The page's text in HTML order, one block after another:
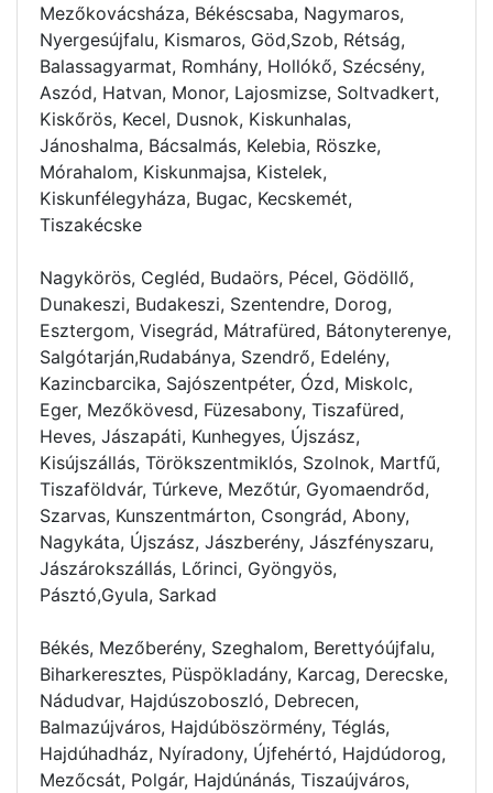
Mezőkovácsháza, Békéscsaba, Nagymaros,
Nyergesújfalu, Kismaros, Göd,Szob, Rétság,
Balassagyarmat, Romhány, Hollókő, Szécsény,
Aszód, Hatvan, Monor, Lajosmizse, Soltvadkert,
Kiskőrös, Kecel, Dusnok, Kiskunhalas,
Jánoshalma, Bácsalmás, Kelebia, Röszke,
Mórahalom, Kiskunmajsa, Kistelek,
Kiskunfélegyháza, Bugac, Kecskemét,
Tiszakécske
Nagykörös, Cegléd, Budaörs, Pécel, Gödöllő,
Dunakeszi, Budakeszi, Szentendre, Dorog,
Esztergom, Visegrád, Mátrafüred, Bátonyterenye,
Salgótarján,Rudabánya, Szendrő, Edelény,
Kazincbarcika, Sajószentpéter, Ózd, Miskolc,
Eger, Mezőkövesd, Füzesabony, Tiszafüred,
Heves, Jászapáti, Kunhegyes, Újszász,
Kisújszállás, Törökszentmiklós, Szolnok, Martfű,
Tiszaföldvár, Túrkeve, Mezőtúr, Gyomaendrőd,
Szarvas, Kunszentmárton, Csongrád, Abony,
Nagykáta, Újszász, Jászberény, Jászfényszaru,
Jászárokszállás, Lőrinci, Gyöngyös,
Pásztó,Gyula, Sarkad
Békés, Mezőberény, Szeghalom, Berettyóújfalu,
Biharkeresztes, Püspökladány, Karcag, Derecske,
Nádudvar, Hajdúszoboszló, Debrecen,
Balmazújváros, Hajdúböszörmény, Téglás,
Hajdúhadház, Nyíradony, Újfehértó, Hajdúdorog,
Mezőcsát, Polgár, Hajdúnánás, Tiszaújváros,